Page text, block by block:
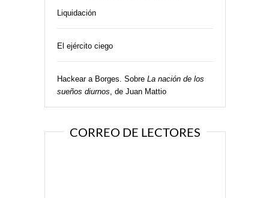
Liquidación
El ejército ciego
Hackear a Borges. Sobre La nación de los
sueños diurnos, de Juan Mattio
CORREO DE LECTORES